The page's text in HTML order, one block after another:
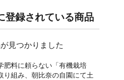
登録されている商品
見つかりました
肥料に頼らない「有機栽培
り組み、朝比奈の自園にて土